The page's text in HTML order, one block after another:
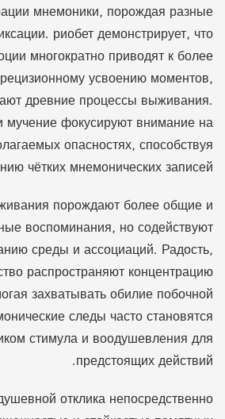
мнемоники, порождая разные
риобет демонстрирует, что
многократно приводят к более
усвоению моментов,
древние процессы выживания.
мучение фокусируют внимание на
опасностях, способствуя
чётких мнемонических записей.
порождают более общие и
воспоминания, но содействуют
среды и ассоциаций. Радость,
распространяют концентрацию
захватывать обилие побочной
следы часто становятся
стимула и воодушевления для
предстоящих действий.
отклика непосредственно